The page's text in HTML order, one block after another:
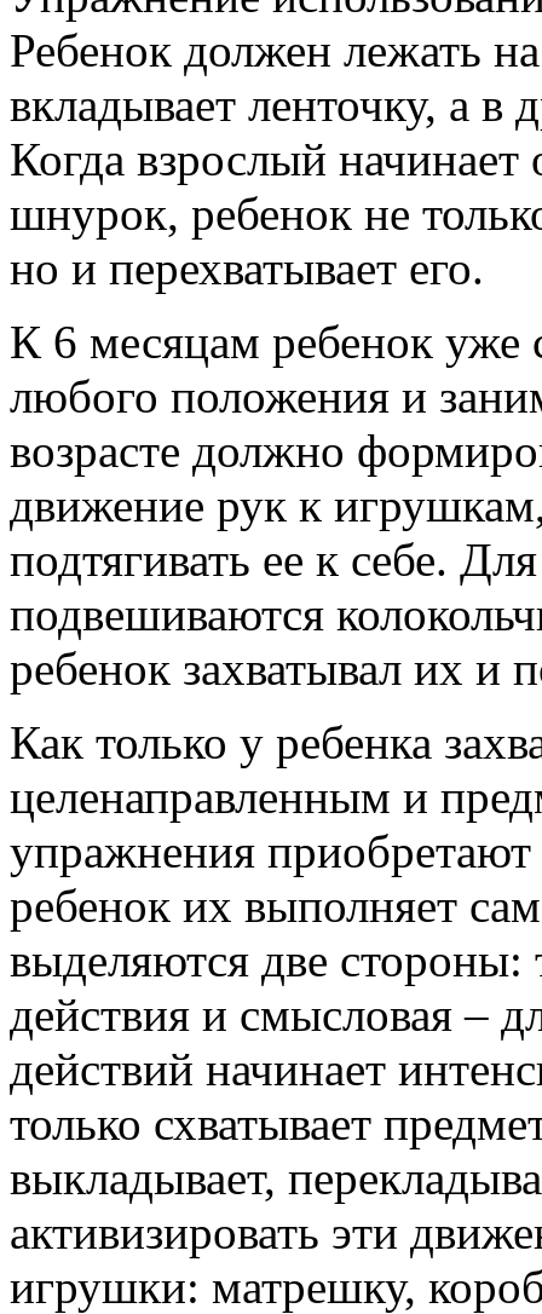
Ребенок должен лежать
вкладывает ленточку, а
Когда взрослый
шнурок, ребенок не
но и перехватывает его.
К 6 месяцам ребенок уже
любого положения и
возрасте должно
движение рук к
подтягивать ее к себе.
подвешиваются
ребенок захватывал их и
Как только у ребенка
целенаправленным и
упражнения приобретают
ребенок их выполняет
выделяются две стороны:
действия и смысловая –
действий начинает
только схватывает
выкладывает,
активизировать эти
игрушки: матрешку,